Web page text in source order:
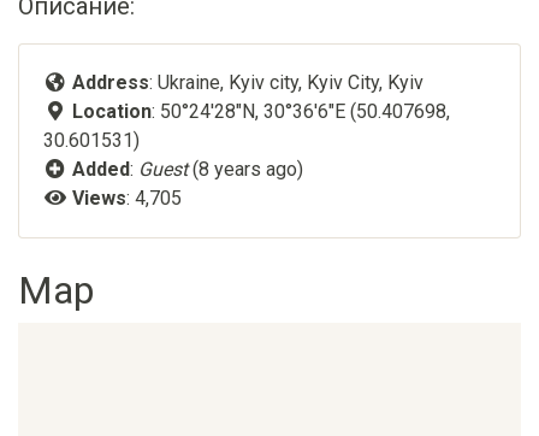
Описание:
Address: Ukraine, Kyiv city, Kyiv City, Kyiv
Location: 50°24'28"N, 30°36'6"E (50.407698,
30.601531)
Added: Guest(8 years ago)
Views: 4,705
Map